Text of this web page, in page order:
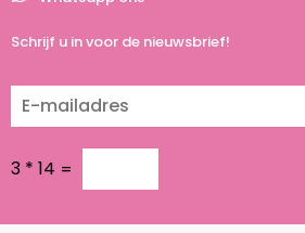
Schrijf u in voor de nieuwsbrief!
3 * 14 =